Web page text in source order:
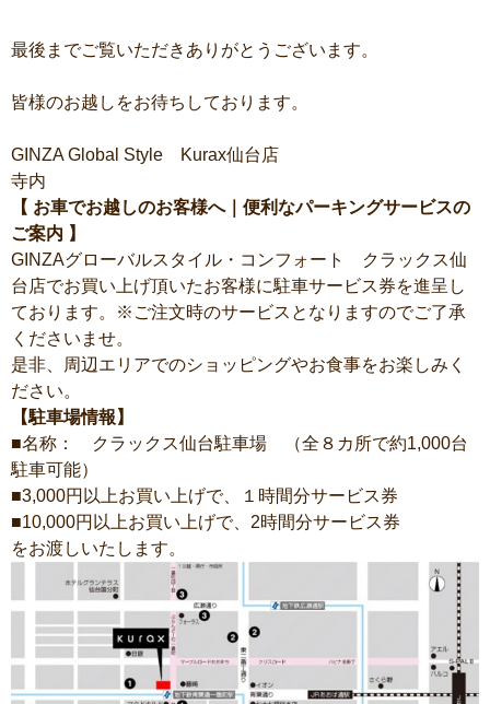
最後までご覧いただきありがとうございます。
皆様のお越しをお待ちしております。
GINZA Global Style Kurax仙台店
寺内
【 お車でお越しのお客様へ｜便利なパーキングサービスの
ご案内 】
GINZAグローバルスタイル・コンフォート クラックス仙
台店でお買い上げ頂いたお客様に駐車サービス券を進呈し
ております。※ご注文時のサービスとなりますのでご了承
くださいませ。
是非、周辺エリアでのショッピングやお食事をお楽しみく
ださい。
【駐車場情報】
■名称： クラックス仙台駐車場 （全８カ所で約1,000台
駐車可能）
■3,000円以上お買い上げで、１時間分サービス券
■10,000円以上お買い上げで、2時間分サービス券
をお渡しいたします。